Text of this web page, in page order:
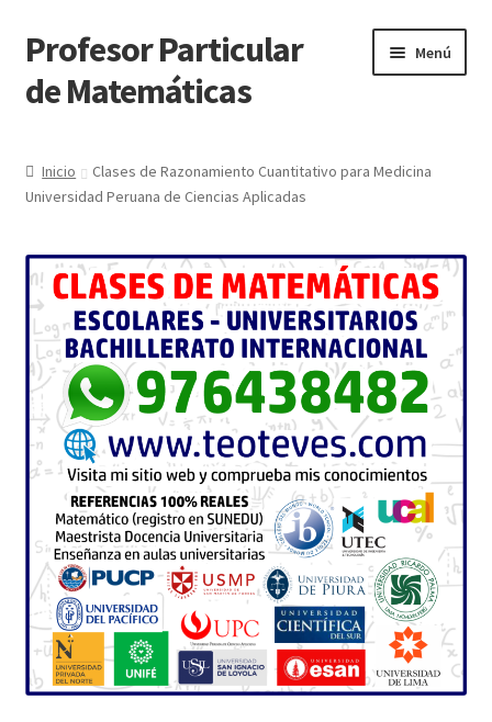
Ir
a
la
Ir
al
contenido
Profesor Particular
de Matemáticas
Menú
Tienda de Matemáticas 100% GRATIS
Inicio
Clases de Razonamiento Cuantitativo para Medicina
Universidad Peruana de Ciencias Aplicadas